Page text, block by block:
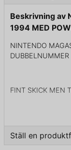
Beskrivning av
1994 MED
NINTENDO
DUBBELNUMMER
FINT SKICK MEN
Ställ en